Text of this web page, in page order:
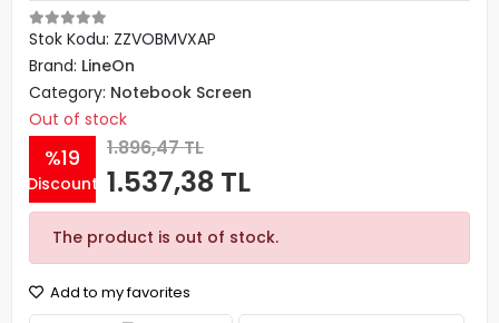
Stok Kodu: ZZVOBMVXAP
Brand: LineOn
Category: Notebook Screen
Out of stock
%19
Discount
1.896,47 TL
1.537,38 TL
The product is out of stock.
Add to my favorites